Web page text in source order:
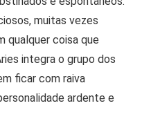
muitas vezes
qualquer coisa que
integra o grupo dos
ficar com raiva
ardente e